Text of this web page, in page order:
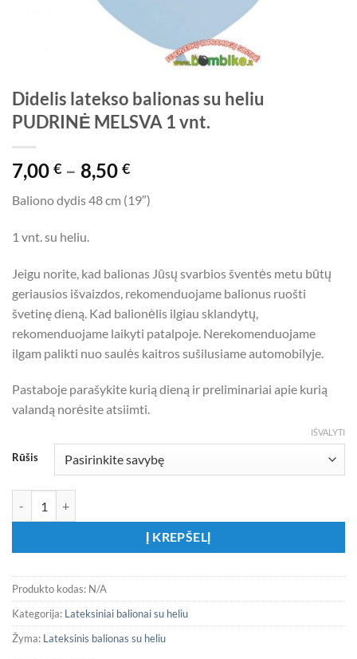
Didelis latekso balionas su heliu
PUDRINĖ MELSVA 1 vnt.
7,00 € – 8,50 €Price
7,00 €
Baliono dydis 48 cm (19″)
1 vnt. su heliu.
Jeigu norite, kad balionas Jūsų svarbios šventės metu būtų
geriausios išvaizdos, rekomenduojame balionus ruošti
švetinę dieną. Kad balionėlis ilgiau sklandytų,
rekomenduojame laikyti patalpoje. Nerekomenduojame
ilgam palikti nuo saulės kaitros sušilusiame automobilyje.
Pastaboje parašykite kurią dieną ir preliminariai apie kurią
valandą norėsite atsiimti.
Rūšis
IŠVALYTI
Į KREPŠELĮ
Produkto kodas: N/A
Kategorija: Lateksiniai balionai su heliu
Žyma: Lateksinis balionas su heliu